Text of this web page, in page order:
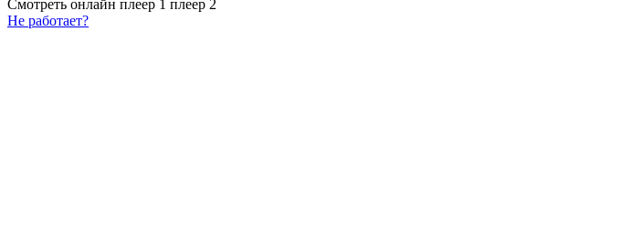
Смотреть онлайн плеер 1 плеер 2
Не работает?